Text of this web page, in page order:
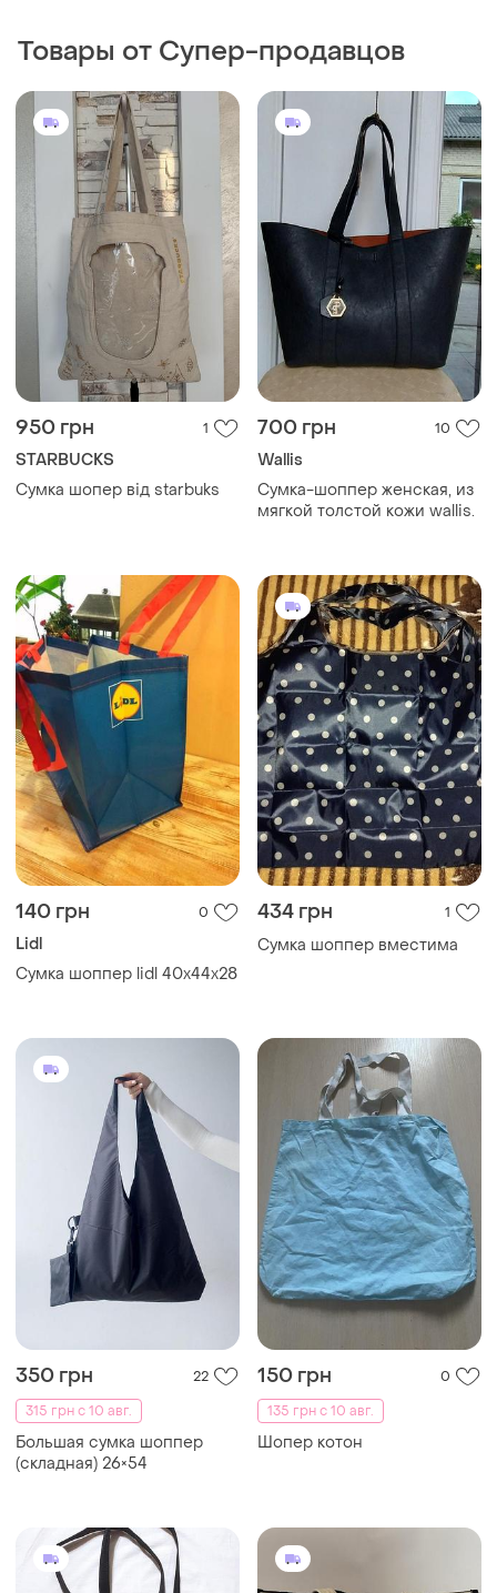
Товары от Супер-продавцов
950 грн 1
STARBUCKS
Сумка шопер від starbuks
700 грн 10
Wallis
Сумка-шоппер женская, из
мягкой толстой кожи wallis.
140 грн 0
Lidl
Сумка шоппер lidl 40х44х28
434 грн 1
Сумка шоппер вместима
350 грн
22
315 грн с 10 авг.
Большая сумка шоппер
(складная) 26×54
150 грн
0
135 грн с 10 авг.
Шопер котон